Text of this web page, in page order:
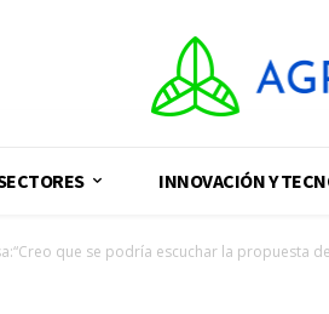
INNOVACIÓN Y
que se podría escuchar la propuesta